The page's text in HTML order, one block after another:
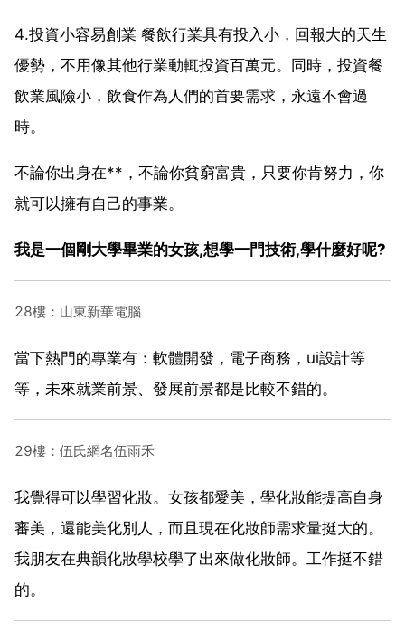
4.投資小容易創業 餐飲行業具有投入小，回報大的天生
優勢，不用像其他行業動輒投資百萬元。同時，投資餐
飲業風險小，飲食作為人們的首要需求，永遠不會過
時。
不論你出身在**，不論你貧窮富貴，只要你肯努力，你
就可以擁有自己的事業。
我是一個剛大學畢業的女孩,想學一門技術,學什麼好呢?
28樓：山東新華電腦
當下熱門的專業有：軟體開發，電子商務，ui設計等
等，未來就業前景、發展前景都是比較不錯的。
29樓：伍氏網名伍雨禾
我覺得可以學習化妝。女孩都愛美，學化妝能提高自身
審美，還能美化別人，而且現在化妝師需求量挺大的。
我朋友在典韻化妝學校學了出來做化妝師。工作挺不錯
的。